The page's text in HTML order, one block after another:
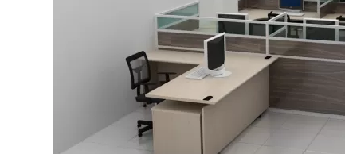
Kệ để chất tẩy rửa
Kệ góc liên hoàn